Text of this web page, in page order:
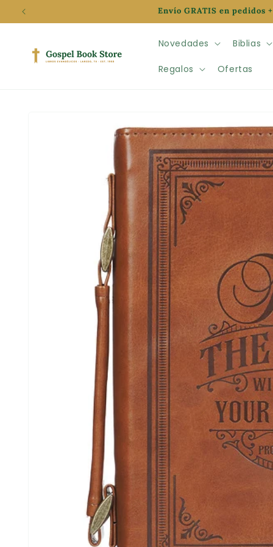
directamente
al contenido
Envío GRATIS en pedidos
Novedades Biblias
Regalos Ofertas